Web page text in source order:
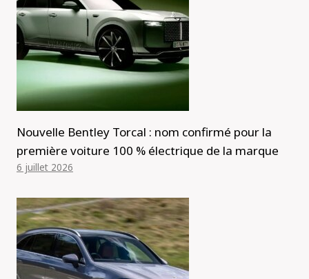
Nouvelle Bentley Torcal : nom confirmé pour la
première voiture 100 % électrique de la marque
6 juillet 2026